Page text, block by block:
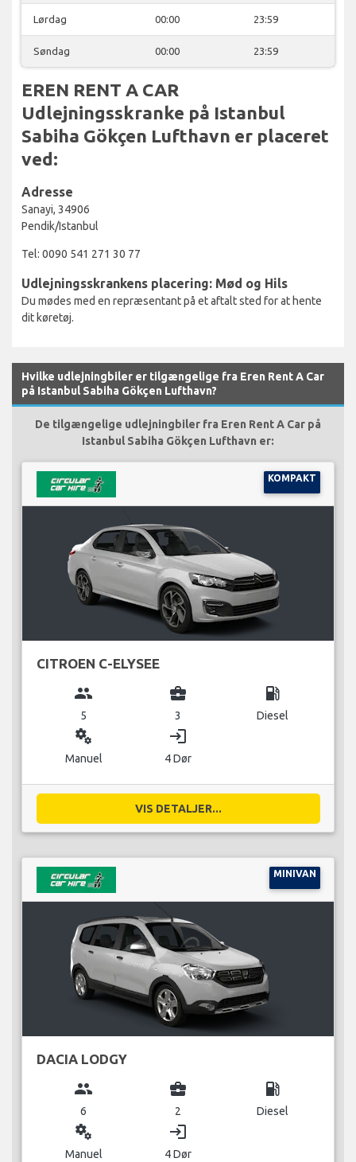
Lørdag 00:00 23:59
Søndag 00:00 23:59
EREN RENT A CAR
Udlejningsskranke på Istanbul
Sabiha Gökçen Lufthavn er placeret
ved:
Adresse
Sanayi, 34906
Pendik/Istanbul
Tel: 0090 541 271 30 77
Udlejningsskrankens placering: Mød og Hils
Du mødes med en repræsentant på et aftalt sted for at hente
dit køretøj.
Hvilke udlejningbiler er tilgængelige fra Eren Rent A Car
på Istanbul Sabiha Gökçen Lufthavn?
De tilgængelige udlejningbiler fra Eren Rent A Car på
Istanbul Sabiha Gökçen Lufthavn er:
KOMPAKT
CITROEN C-ELYSEE
group
5
business_center
3
local_gas_station
Diesel
miscellaneous_services
Manuel
login
4 Dør
VIS DETALJER...
MINIVAN
DACIA LODGY
group
6
business_center
2
local_gas_station
Diesel
miscellaneous_services
Manuel
login
4 Dør